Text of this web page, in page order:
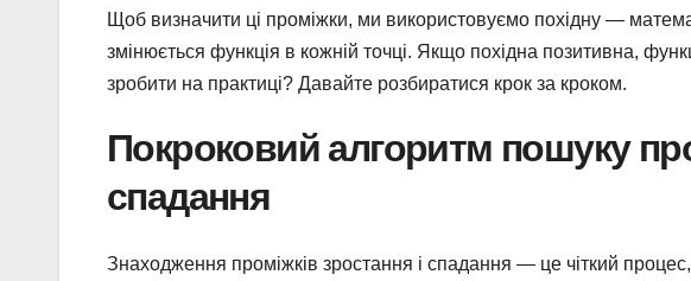
Щоб визначити ці проміжки, ми використовуємо похідну —
змінюється функція в кожній точці. Якщо похідна позитивна,
зробити на практиці? Давайте розбиратися крок за кроком.
Покроковий алгоритм пошуку
спадання
Знаходження проміжків зростання і спадання — це чіткий